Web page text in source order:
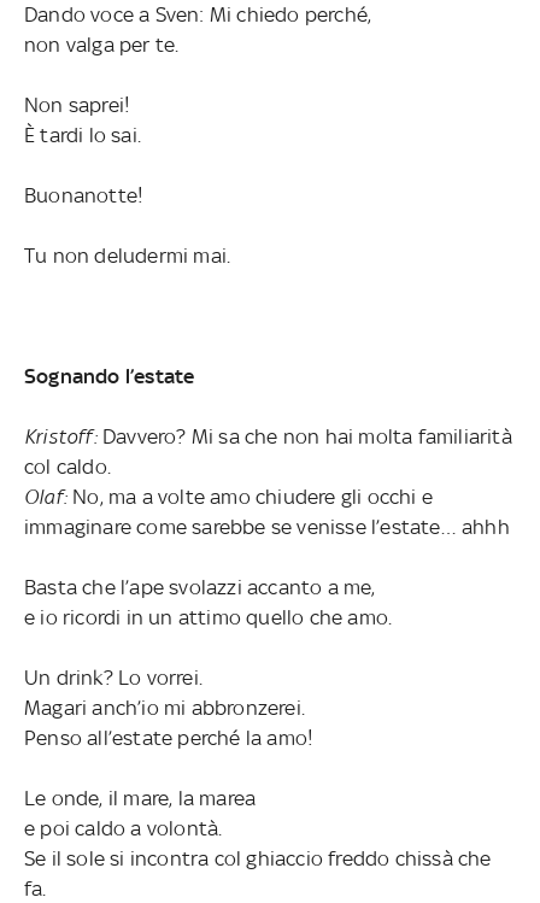
Dando voce a Sven: Mi chiedo perché,
non valga per te.
Non saprei!
È tardi lo sai.
Buonanotte!
Tu non deludermi mai.
Sognando l’estate
Kristoff:Davvero? Mi sa che non hai molta familiarità
col caldo.
Olaf: No, ma a volte amo chiudere gli occhi e
immaginare come sarebbe se venisse l’estate… ahhh
Basta che l’ape svolazzi accanto a me,
e io ricordi in un attimo quello che amo.
Un drink? Lo vorrei.
Magari anch’io mi abbronzerei.
Penso all’estate perché la amo!
Le onde, il mare, la marea
e poi caldo a volontà.
Se il sole si incontra col ghiaccio freddo chissà che
fa.